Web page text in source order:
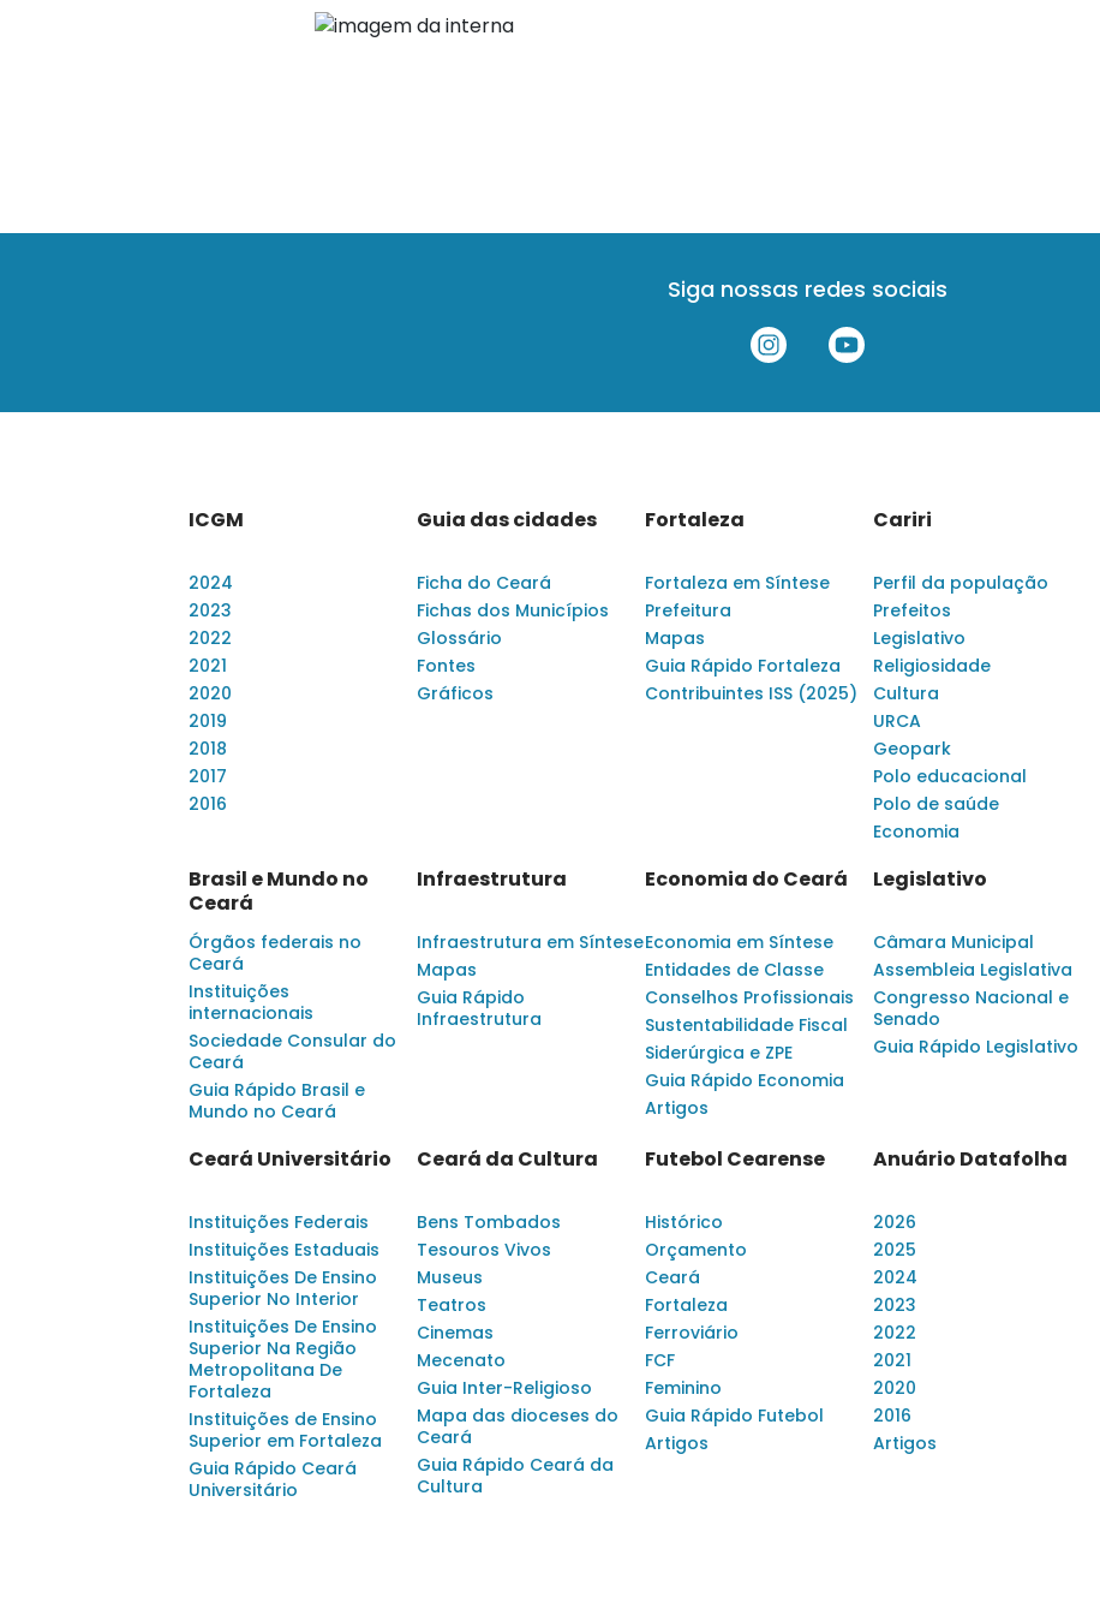
Siga nossas redes sociais
ICGM
2024
2023
2022
2021
2020
2019
2018
2017
2016
Guia das cidades
Ficha do Ceará
Fichas dos Municípios
Glossário
Fontes
Gráficos
Fortaleza
Fortaleza em Síntese
Prefeitura
Mapas
Guia Rápido Fortaleza
Contribuintes ISS (2025)
Cariri
Perfil da população
Prefeitos
Legislativo
Religiosidade
Cultura
URCA
Geopark
Polo educacional
Polo de saúde
Economia
Brasil e Mundo no
Ceará
Órgãos federais no
Ceará
Instituições
internacionais
Sociedade Consular do
Ceará
Guia Rápido Brasil e
Mundo no Ceará
Infraestrutura
Infraestrutura em Síntese
Mapas
Guia Rápido
Infraestrutura
Economia do Ceará
Economia em Síntese
Entidades de Classe
Conselhos Profissionais
Sustentabilidade Fiscal
Siderúrgica e ZPE
Guia Rápido Economia
Artigos
Legislativo
Câmara Municipal
Assembleia Legislativa
Congresso Nacional e
Senado
Guia Rápido Legislativo
Ceará Universitário
Instituições Federais
Instituições Estaduais
Instituições De Ensino
Superior No Interior
Instituições De Ensino
Superior Na Região
Metropolitana De
Fortaleza
Instituições de Ensino
Superior em Fortaleza
Guia Rápido Ceará
Universitário
Ceará da Cultura
Bens Tombados
Tesouros Vivos
Museus
Teatros
Cinemas
Mecenato
Guia Inter-Religioso
Mapa das dioceses do
Ceará
Guia Rápido Ceará da
Cultura
Futebol Cearense
Histórico
Orçamento
Ceará
Fortaleza
Ferroviário
FCF
Feminino
Guia Rápido Futebol
Artigos
Anuário Datafolha
2026
2025
2024
2023
2022
2021
2020
2016
Artigos